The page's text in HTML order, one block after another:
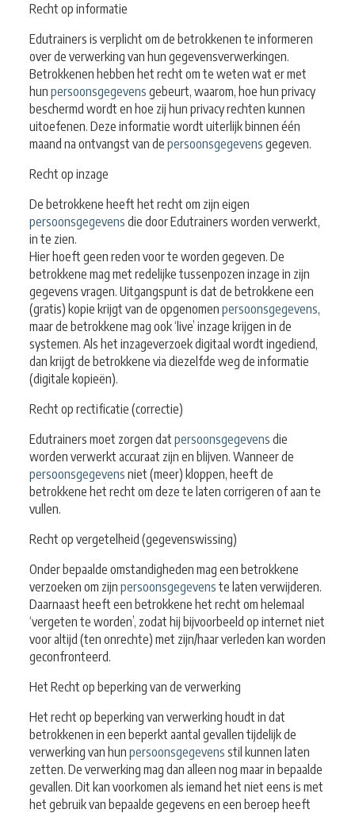
Recht op informatie
Edutrainers is verplicht om de betrokkenen te informeren
over de verwerking van hun gegevensverwerkingen.
Betrokkenen hebben het recht om te weten wat er met
hun persoonsgegevens gebeurt, waarom, hoe hun privacy
beschermd wordt en hoe zij hun privacy rechten kunnen
uitoefenen. Deze informatie wordt uiterlijk binnen één
maand na ontvangst van de persoonsgegevens gegeven.
Recht op inzage
De betrokkene heeft het recht om zijn eigen
persoonsgegevens die door Edutrainers worden verwerkt,
in te zien.
Hier hoeft geen reden voor te worden gegeven. De
betrokkene mag met redelijke tussenpozen inzage in zijn
gegevens vragen. Uitgangspunt is dat de betrokkene een
(gratis) kopie krijgt van de opgenomen persoonsgegevens,
maar de betrokkene mag ook ‘live’ inzage krijgen in de
systemen. Als het inzageverzoek digitaal wordt ingediend,
dan krijgt de betrokkene via diezelfde weg de informatie
(digitale kopieën).
Recht op rectificatie (correctie)
Edutrainers moet zorgen dat persoonsgegevens die
worden verwerkt accuraat zijn en blijven. Wanneer de
persoonsgegevens niet (meer) kloppen, heeft de
betrokkene het recht om deze te laten corrigeren of aan te
vullen.
Recht op vergetelheid (gegevenswissing)
Onder bepaalde omstandigheden mag een betrokkene
verzoeken om zijn persoonsgegevens te laten verwijderen.
Daarnaast heeft een betrokkene het recht om helemaal
‘vergeten te worden’, zodat hij bijvoorbeeld op internet niet
voor altijd (ten onrechte) met zijn/haar verleden kan worden
geconfronteerd.
Het Recht op beperking van de verwerking
Het recht op beperking van verwerking houdt in dat
betrokkenen in een beperkt aantal gevallen tijdelijk de
verwerking van hun persoonsgegevens stil kunnen laten
zetten. De verwerking mag dan alleen nog maar in bepaalde
gevallen. Dit kan voorkomen als iemand het niet eens is met
het gebruik van bepaalde gegevens en een beroep heeft